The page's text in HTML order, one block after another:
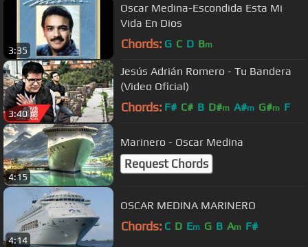
3:35
Oscar Medina-Escondida Esta Mi
Vida En Dios
Chords: G C D Bm
3:40
Jesús Adrián Romero - Tu Bandera
(Video Oficial)
Chords: F# C# B D#m A#m G#m F
4:15
Marinero - Oscar Medina
Request Chords
4:14
OSCAR MEDINA MARINERO
Chords: C D Em G B Am F#